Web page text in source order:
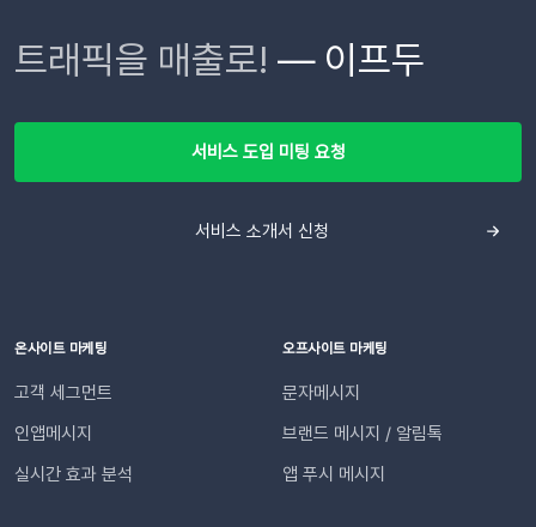
트래픽을 매출로! — 이프두
서비스 도입 미팅 요청
서비스 소개서 신청
온사이트 마케팅
고객 세그먼트
인앱메시지
실시간 효과 분석
오프사이트 마케팅
문자메시지
브랜드 메시지 / 알림톡
앱 푸시 메시지